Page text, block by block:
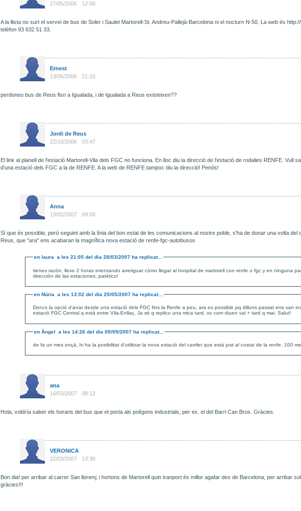
27/05/2006
12:06
A la llista no surt el servei de bus de Soler i Saulet Martorell-St. Andreu-Pallejà-Barcelona ni el nocturn N-50. La web és
telèfon 93 632 51 33.
Ernest
13/06/2006
21:16
perdoneu bus de Reus fisn a Igualada, i de Igualada a Reus existeixen??
Jordi de Reus
22/10/2006
03:47
El link al planell de l'estació Martorell-Vila dels FGC no funciona. En lloc diu la direcció de l'estació de rodalies RENFE. Vull
d'una estació dels FGC a la de RENFE. A la web de RENFE tampoc diu la direcció! Penós!
Anna
19/02/2007
09:08
Sí que és possible, però seguint amb la línia del bon estat de les comunicacions al nostre poble, s'ha de donar una volta del
Reus, que "ara" ens acabaran la magnífica nova estació de renfe-fgc-autobusos
en laura a les21:05 del dia28/03/2007 ha replicat...
tienes razón, llevo 2 horas intentando averiguar cómo llegar al hospital de martorell con renfe o fgc y en ninguna
dirección de las estaciones, patético!
enNúria a les13:02 del dia25/05/2007 ha replicat...
Doncs la opció d'anar desde una estació dels FGC fins la Renfe a peu, ara es possible pq dilluns passat ens van
estació FGC Central q està entre Vila-Enllaç. Ja sé q replico una mica tard, xo com diuen val + tard q mai. Salut!
enÀngel a les14:26 del dia05/09/2007 ha replicat...
de fa un mes ençà, hi ha la posibilitat d'utilitzar la nova estació del carrilet que està just al costat de la renfe, 100
ana
16/03/2007
08:12
Hola, voldría saber els horaris del bus que et porta als polígons industrials, per ex. el del Barri Can Bros. Gràcies.
VERONICA
22/03/2007
13:30
Bon dia! per arribar al carrer San llorenç i hortons de Martorell quin tranport és millor agafar des de Barcelona, per arribar
gràcies!!!